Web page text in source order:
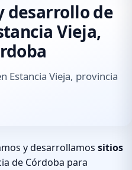
desarrollo de
Vieja,
Estancia Vieja, provincia
y desarrollamos sitios
de Córdoba para